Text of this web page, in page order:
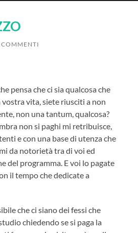
COMMENTI
pensa che ci sia qualcosa che
vostra vita, siete riusciti a non
non una tantum, qualcosa?
non si paghi mi retribuisce,
e con una base di utenza che
da notorietà tra di voi ed
del programma. E voi lo pagate
il tempo che dedicate a
che ci siano dei fessi che
chiedendo se si paga la